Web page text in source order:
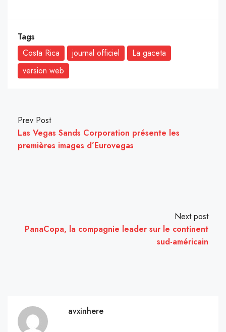
Tags
Costa Rica
journal officiel
La gaceta
version web
Prev Post
Las Vegas Sands Corporation présente les
premières images d’Eurovegas
Next post
PanaCopa, la compagnie leader sur le continent
sud-américain
avxinhere